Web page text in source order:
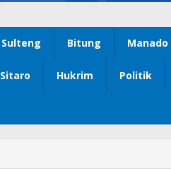
Sulteng Bitung Manado
Sitaro Hukrim Politik